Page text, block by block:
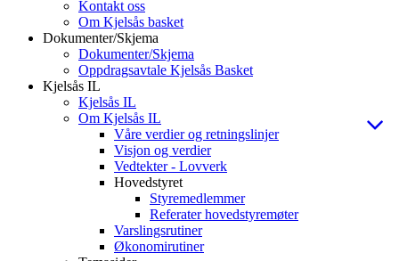
Kontakt oss
Om Kjelsås basket
Dokumenter/Skjema
Dokumenter/Skjema
Oppdragsavtale Kjelsås Basket
Kjelsås IL
Kjelsås IL
Om Kjelsås IL
Våre verdier og retningslinjer
Visjon og verdier
Vedtekter - Lovverk
Hovedstyret
Styremedlemmer
Referater hovedstyremøter
Varslingsrutiner
Økonomirutiner